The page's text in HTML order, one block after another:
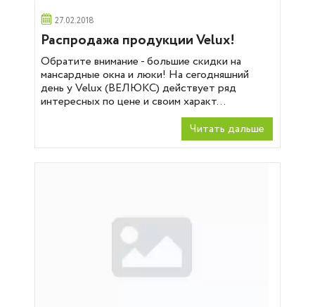
27.02.2018
Распродажа продукции Velux!
Обратите внимание - большие скидки на
мансардные окна и люки! На сегодняшний
день у Velux (ВЕЛЮКС) действует ряд
интересных по цене и своим характ...
Читать дальше